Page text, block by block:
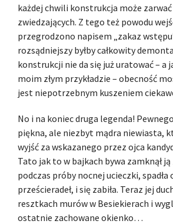
każdej chwili konstrukcja może
zwiedzających. Z tego też powodu
przegrodzono napisem „zakaz
rozsądniejszy byłby całkowity
konstrukcji nie da się już uratować – a
moim złym przykładzie – obecność
jest niepotrzebnym kuszeniem
No i na koniec druga legenda!
piękna, ale niezbyt mądra niewiasta,
wyjść za wskazanego przez ojca
Tato jak to w bajkach bywa zamknął ją
podczas próby nocnej ucieczki, spadła
prześcieradeł, i się zabiła. Teraz jej
resztkach murów w Besiekierach i
ostatnie zachowane okienko…